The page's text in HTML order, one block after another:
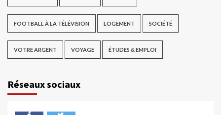
FOOTBALL À LA TÉLÉVISION LOGEMENT SOCIÉTÉ
VOTRE ARGENT VOYAGE ÉTUDES & EMPLOI
Réseaux sociaux